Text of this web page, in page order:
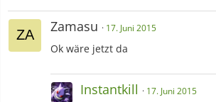
Zamasu 17. Juni 2015
Ok wäre jetzt da
Instantkill 17. Juni 2015